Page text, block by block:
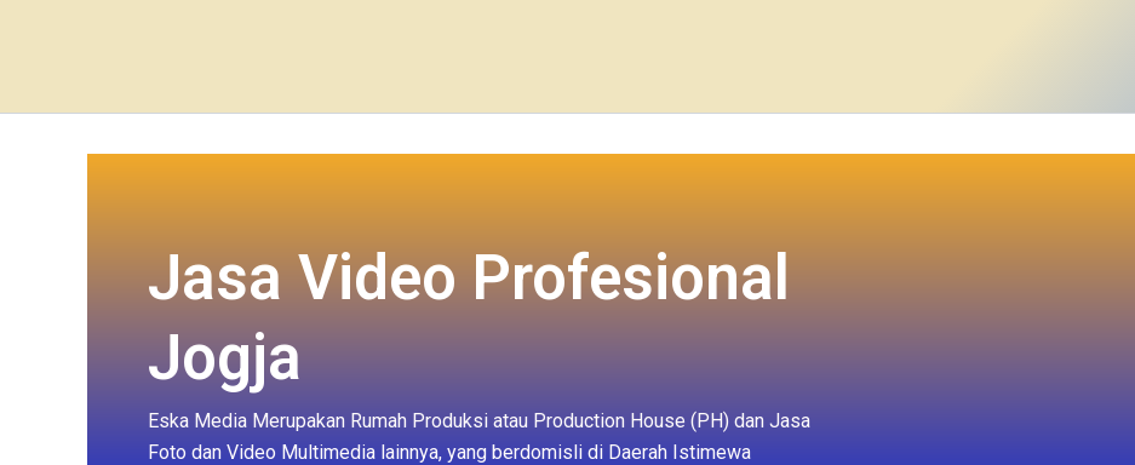
Jasa Video Profesional
Jogja
Eska Media Merupakan Rumah Produksi atau Production House (PH) dan Jasa
Foto dan Video Multimedia lainnya, yang berdomisli di Daerah Istimewa